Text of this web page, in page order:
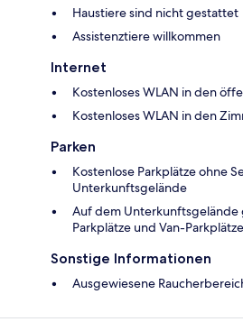
Haustiere sind nicht gestattet
Assistenztiere willkommen
Internet
Kostenloses WLAN in den
Kostenloses WLAN in den
Parken
Kostenlose Parkplätze ohne
Unterkunftsgelände
Auf dem
Parkplätze und Van-Parkplätze
Sonstige Informationen
Ausgewiesene